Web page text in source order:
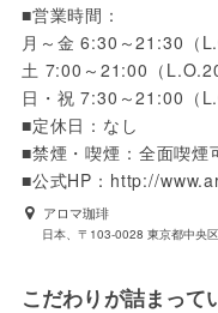
■営業時間：
月～金 6:30～21:30（
土 7:00～21:00（
日・祝 7:30～21:00（
■定休日：なし
■禁煙・喫煙：全面喫煙
■公式HP：http://
アロマ珈琲
日本、〒103-0028 東京都中央
こだわりが詰まって